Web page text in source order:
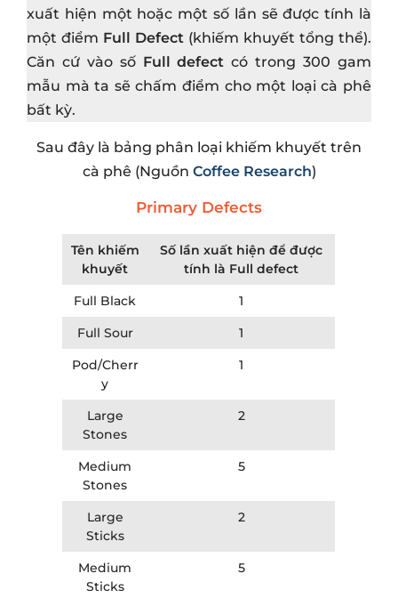
xuất hiện một hoặc một số lần sẽ được tính là
một điểm Full Defect (khiếm khuyết tổng thể).
Căn cứ vào số Full defect có trong 300 gam
mẫu mà ta sẽ chấm điểm cho một loại cà phê
bất kỳ.
Sau đây là bảng phân loại khiếm khuyết trên
cà phê (Nguồn Coffee Research)
Primary Defects
Tên khiếm
khuyết
Số lần xuất hiện để được
tính là Full defect
Full Black
1
Full Sour
1
Pod/Cherr
y
1
Large
Stones
2
Medium
Stones
5
Large
Sticks
2
Medium
Sticks
5